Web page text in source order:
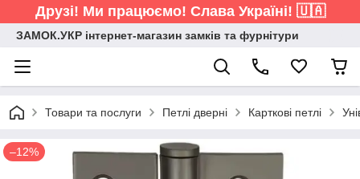
Друзі! Ми працюємо! Слава Україні! 🇺🇦
ЗАМОК.УКР інтернет-магазин замків та фурнітури
Товари та послуги Петлі дверні Карткові петлі
–12%